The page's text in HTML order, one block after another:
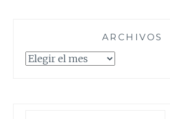
ARCHIVOS
Archivos